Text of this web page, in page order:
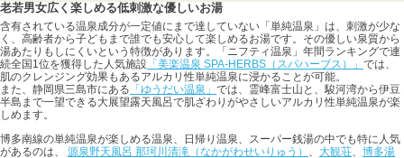
老若男女広く楽しめる低刺激な優しいお湯
含有されている温泉成分が一定値にまで達していない「単純温泉」は、刺激が少な
く、高齢者から子どもまで誰でも安心して楽しめるお湯です。その優しい泉質から
湯あたりもしにくいという特徴があります。「ニフティ温泉」年間ランキングで連
続全国1位を獲得した人気施設 「美楽温泉 SPA-HERBS（スパハーブス）」 では、
肌のクレンジング効果もあるアルカリ性単純温泉に浸かることが可能。
また、静岡県三島市にある 「ゆうだい温泉」 では、霊峰富士山と、駿河湾から伊豆
半島まで一望できる大展望露天風呂で肌ざわりがやさしいアルカリ性単純温泉が楽
しめます。
博多南線の単純温泉が楽しめる温泉、日帰り温泉、スーパー銭湯の中でも特に人気
があるのは、 源泉野天風呂 那珂川清滝（なかがわせいりゅう） 大観荘
博多湯